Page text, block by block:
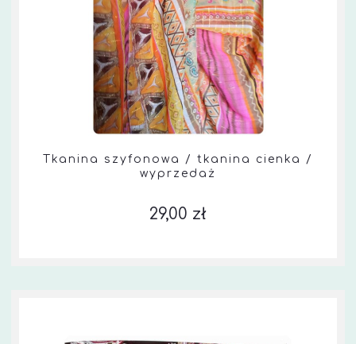
Tkanina szyfonowa / tkanina cienka /
wyprzedaż
29,00 zł